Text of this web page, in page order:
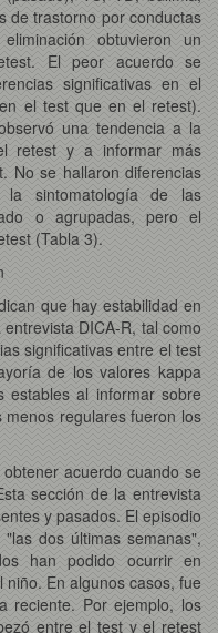
de trastorno por conductas
obtuvieron un
El peor acuerdo se
significativas en el
el test que en el retest).
una tendencia a la
retest y a informar más
No se hallaron diferencias
la sintomatología de las
o agrupadas, pero el
(Tabla 3).
que hay estabilidad en
DICA-R, tal como
significativas entre el test
de los valores kappa
estables al informar sobre
regulares fueron los
acuerdo cuando se
sección de la entrevista
y pasados. El episodio
dos últimas semanas",
han podido ocurrir en
En algunos casos, fue
reciente. Por ejemplo, los
entre el test y el retest